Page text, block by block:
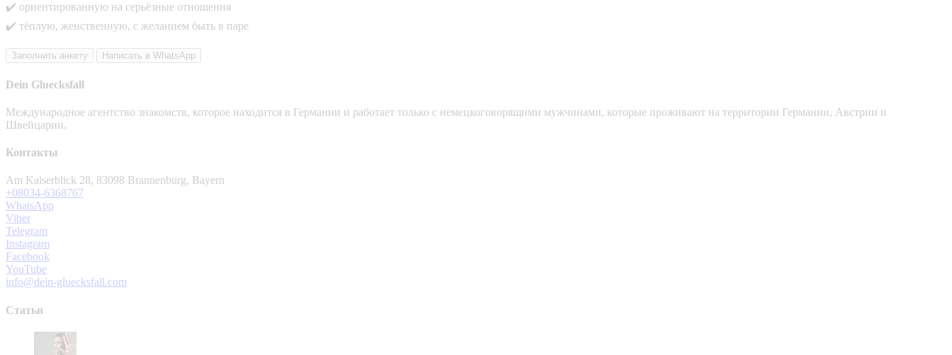
✔️ ориентированную на серьёзные отношения
✔️ тёплую, женственную, с желанием быть в паре
Заполнить анкету Написать в WhatsApp
Dein Gluecksfall
Международное агентство знакомств, которое находится в Германии и работает только с немецкоговорящими мужчинами, которые проживают на территории Германии, Австрии и
Швейцарии.
Контакты
Am Kaiserblick 28, 83098 Brannenburg, Bayern
+08034-6368767
WhatsApp
Viber
Telegram
Instagram
Facebook
YouTube
info@dein-gluecksfall.com
Статьи